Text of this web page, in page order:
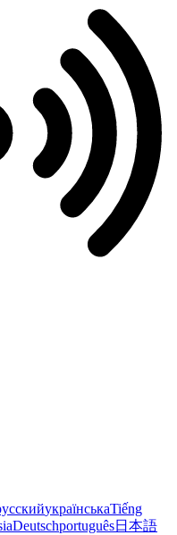
українськаTiếng
Deutschportuguês日本語